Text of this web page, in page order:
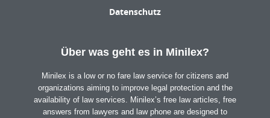
Datenschutz
Über was geht es in Minilex?
Minilex is a low or no fare law service for citizens and
organizations aiming to improve legal protection and the
availability of law services. Minilex’s free law articles, free
answers from lawyers and law phone are designed to